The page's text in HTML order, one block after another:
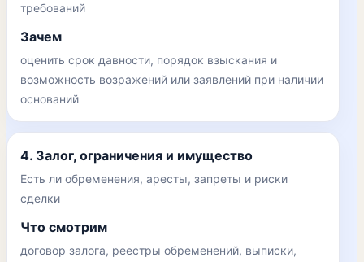
требований
Зачем
оценить срок давности, порядок взыскания и
возможность возражений или заявлений при наличии
оснований
4. Залог, ограничения и имущество
Есть ли обременения, аресты, запреты и риски
сделки
Что смотрим
договор залога, реестры обременений, выписки,